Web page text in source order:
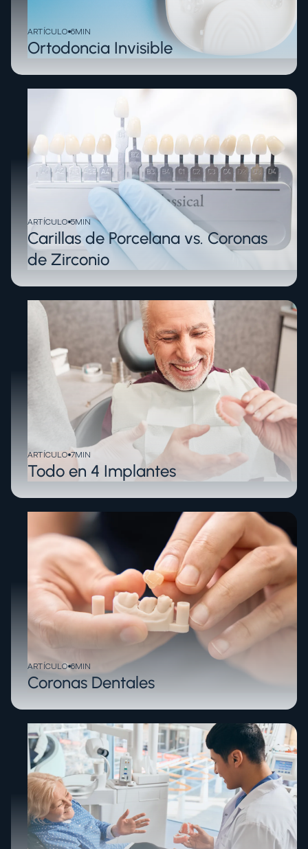
ARTÍCULO 6MIN
Ortodoncia Invisible
ARTÍCULO 5MIN
Carillas de Porcelana vs. Coronas
de Zirconio
ARTÍCULO 7MIN
Todo en 4 Implantes
ARTÍCULO 6MIN
Coronas Dentales